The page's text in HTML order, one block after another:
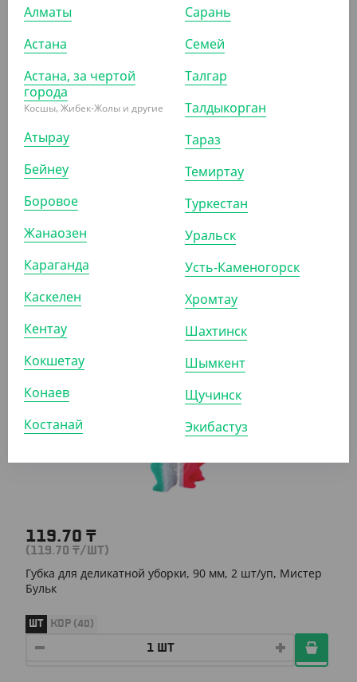
ПОКАЗАТЬ ЕЩЁ
ПОХОЖИЕ ТОВАРЫ
АРТ. 7104903
321₸
Губка кухонная крупнопористая, 3 шт/уп, Multy-Effect
119.70 ₸
(119.70 ₸/ШТ)
Губка для деликатной уборки, 90 мм, 2 шт/уп, Мистер
Бульк
ШТ КОР (40)
Алматы
Астана
Астана, за чертой
города
Косшы, Жибек-Жолы и другие
Атырау
Бейнеу
Боровое
Жанаозен
Караганда
Каскелен
Кентау
Кокшетау
Конаев
Костанай
Сарань
Семей
Талгар
Талдыкорган
Тараз
Темиртау
Туркестан
Уральск
Усть-Каменогорск
Хромтау
Шахтинск
Шымкент
Щучинск
Экибастуз